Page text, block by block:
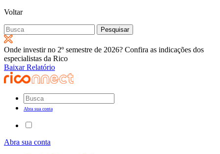
Voltar
Pesquisar
por:
Onde investir no 2º semestre de 2026? Confira as indicações dos
especialistas da Rico
Baixar Relatório
Abra sua conta
Abra sua conta